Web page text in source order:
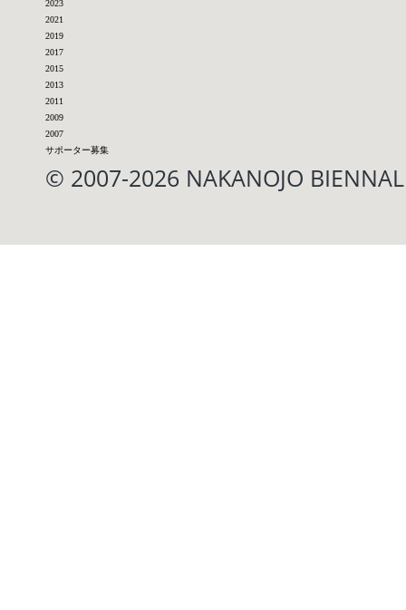
2023
2021
2019
2017
2015
2013
2011
2009
2007
サポーター募集
© 2007-2026 NAKANOJO